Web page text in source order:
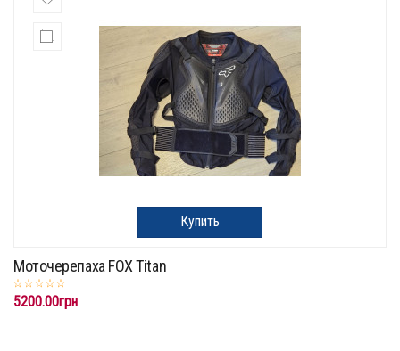
Купить
Моточерепаха FOX Titan
5200.00грн